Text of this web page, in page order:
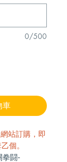
0/500
車
站訂購，即
個。
闘-